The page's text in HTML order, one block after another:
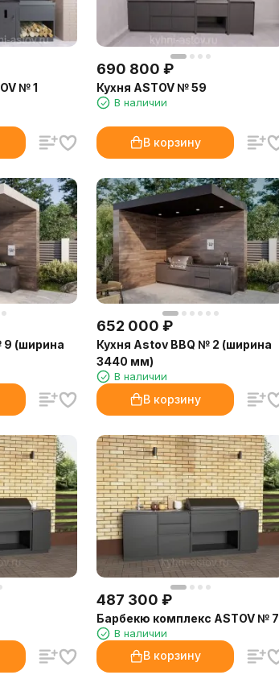
№ 1
690 800 ₽
Кухня ASTOV № 59
В наличии
В корзину
9 (ширина
652 000 ₽
Кухня Astov BBQ № 2 (ширина
3440 мм)
В наличии
В корзину
487 300 ₽
Барбекю комплекс ASTOV № 7
В наличии
В корзину